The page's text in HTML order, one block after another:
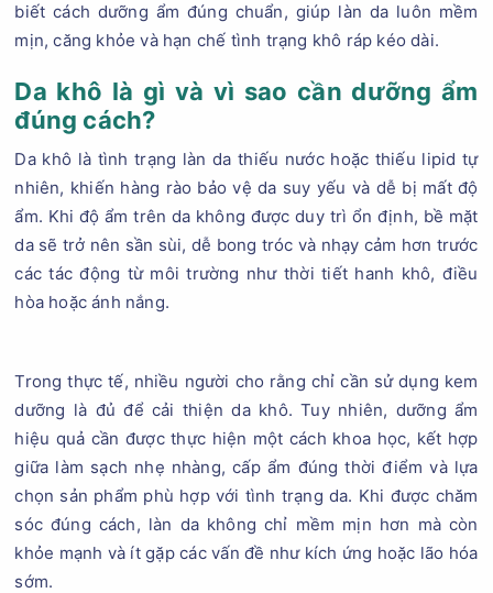
biết cách dưỡng ẩm đúng chuẩn, giúp làn da luôn mềm
mịn, căng khỏe và hạn chế tình trạng khô ráp kéo dài.
Da khô là gì và vì sao cần dưỡng ẩm
đúng cách?
Da khô là tình trạng làn da thiếu nước hoặc thiếu lipid tự
nhiên, khiến hàng rào bảo vệ da suy yếu và dễ bị mất độ
ẩm. Khi độ ẩm trên da không được duy trì ổn định, bề mặt
da sẽ trở nên sần sùi, dễ bong tróc và nhạy cảm hơn trước
các tác động từ môi trường như thời tiết hanh khô, điều
hòa hoặc ánh nắng.
Trong thực tế, nhiều người cho rằng chỉ cần sử dụng kem
dưỡng là đủ để cải thiện da khô. Tuy nhiên, dưỡng ẩm
hiệu quả cần được thực hiện một cách khoa học, kết hợp
giữa làm sạch nhẹ nhàng, cấp ẩm đúng thời điểm và lựa
chọn sản phẩm phù hợp với tình trạng da. Khi được chăm
sóc đúng cách, làn da không chỉ mềm mịn hơn mà còn
khỏe mạnh và ít gặp các vấn đề như kích ứng hoặc lão hóa
sớm.